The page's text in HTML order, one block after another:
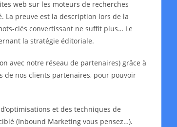
web sur les moteurs de recherches
La preuve est la description lors de la
clés convertissant ne suffit plus… Le
la stratégie éditoriale.
avec notre réseau de partenaires) grâce à
de nos clients partenaires, pour pouvoir
et des techniques de
(Inbound Marketing vous pensez…).